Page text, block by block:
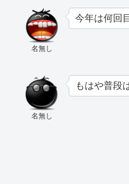
名無し
今年は何回
名無し
もはや普段